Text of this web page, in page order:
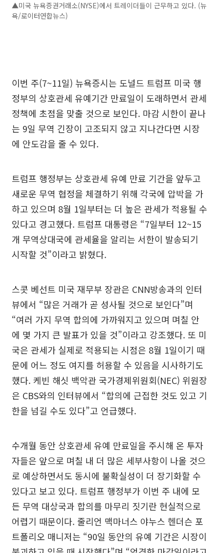
▲미국 뉴욕증권거래소(NYSE)에서 트레이더들이 근무하고 있다. (뉴
욕/로이터연합뉴스)
이번 주(7~11일) 뉴욕증시는 도널드 트럼프 미국 행
정부의 상호관세 유예기간 만료일이 도래하면서 관세
정책에 초점을 맞출 것으로 보인다. 마감 시한이 끝나
는 9일 무역 긴장이 고조되지 않고 지나간다면 시장
에 안도감을 줄 수 있다.
트럼프 행정부는 상호관세 유예 만료 기간을 앞두고
새로운 무역 협정을 체결하기 위해 각국에 압박을 가
하고 있으며 8월 1일부터는 더 높은 관세가 적용될 수
있다고 경고했다. 트럼프 대통령은 “7일부터 12~15
개 무역상대국에 관세율을 알리는 서한이 발송되기
시작할 것”이라고 밝혔다.
스콧 베선트 미국 재무부 장관은 CNN방송과의 인터
뷰에서 “많은 거래가 곧 성사될 것으로 보인다”며
“여러 가지 무역 합의에 가까워지고 있으며 며칠 안
에 몇 가지 큰 발표가 있을 것”이라고 강조했다. 또 미
국은 관세가 실제로 적용되는 시점은 8월 1일이기 때
문에 어느 정도 여지를 허용할 수 있음을 시사하기도
했다. 케빈 해싯 백악관 국가경제위원회(NEC) 위원장
은 CBS와의 인터뷰에서 “합의에 근접한 것도 있고 기
한을 넘길 수도 있다”고 언급했다.
수개월 동안 상호관세 유예 만료일을 주시해 온 투자
자들은 앞으로 며칠 내 더 많은 세부사항이 나올 것으
로 예상하면서도 동시에 불확실성이 더 장기화할 수
있다고 보고 있다. 트럼프 행정부가 이번 주 내에 모
든 무역 대상국과 합의를 마무리 짓기란 현실적으로
어렵기 때문이다. 줄리언 맥마너스 야누스 헨더슨 포
트폴리오 매니저는 “90일 동안의 유예 기간은 시장이